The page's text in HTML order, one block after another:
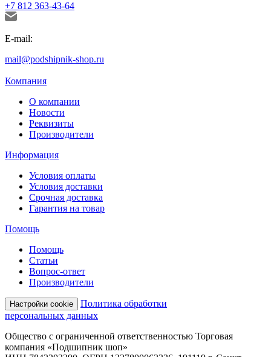
+7 812 363-43-64
E-mail:
mail@podshipnik-shop.ru
Компания
О компании
Новости
Реквизиты
Производители
Информация
Условия оплаты
Условия доставки
Срочная доставка
Гарантия на товар
Помощь
Помощь
Статьи
Вопрос-ответ
Производители
Настройки cookie
Политика обработки
персональных данных
Общество с ограниченной ответственностью Торговая
компания «Подшипник шоп»